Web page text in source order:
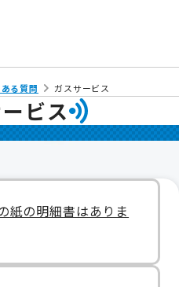
る質問 ガスサービス
ビス
紙の明細書はありま